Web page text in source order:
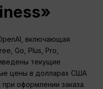
включающая
Go, Plus, Pro,
текущие
цены в долларах США
оформлении заказа